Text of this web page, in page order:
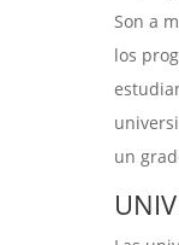
Son a
los
un